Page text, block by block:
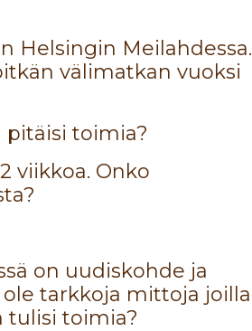
Helsingin Meilahdessa.
välimatkan vuoksi
toimia?
viikkoa. Onko
on uudiskohde ja
tarkkoja mittoja joilla
tulisi toimia?